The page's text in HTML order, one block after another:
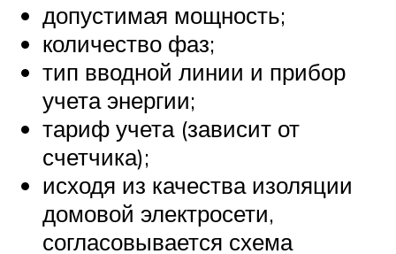
допустимая мощность;
количество фаз;
тип вводной линии и прибор
учета энергии;
тариф учета (зависит от
счетчика);
исходя из качества изоляции
домовой электросети,
согласовывается схема